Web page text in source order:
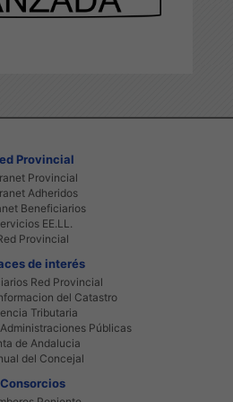
Provincial
Provincial
Adheridos
Beneficiarios
EE.LL.
Provincial
de interés
Red Provincial
del Catastro
Tributaria
Públicas
de Andalucia
del Concejal
Consorcios